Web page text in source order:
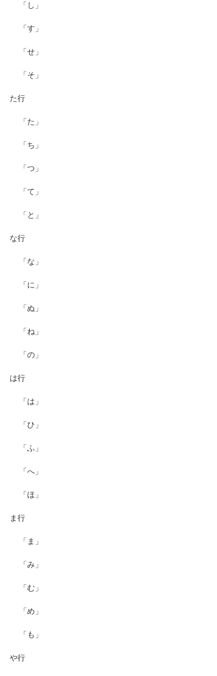
「し」
「す」
「せ」
「そ」
た行
「た」
「ち」
「つ」
「て」
「と」
な行
「な」
「に」
「ぬ」
「ね」
「の」
は行
「は」
「ひ」
「ふ」
「へ」
「ほ」
ま行
「ま」
「み」
「む」
「め」
「も」
や行